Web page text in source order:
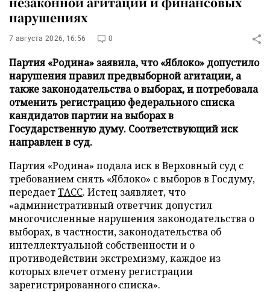
нарушениях
7 августа 2026, 16:56 0
Партия «Родина» заявила, что «Яблоко» допустило
нарушения правил предвыборной агитации, а
также законодательства о выборах, и потребовала
отменить регистрацию федерального списка
кандидатов партии на выборах в
Государственную думу. Соответствующий иск
направлен в суд.
Партия «Родина» подала иск в Верховный суд с
требованием снять «Яблоко» с выборов в Госдуму,
передаетТАСС. Истец заявляет, что
«административный ответчик допустил
многочисленные нарушения законодательства о
выборах, в частности, законодательства об
интеллектуальной собственности и о
противодействии экстремизму, каждое из
которых влечет отмену регистрации
зарегистрированного списка».